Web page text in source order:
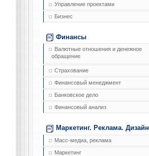
Управление проектами
Бизнес
Финансы
Валютные отношения и денежное
обращение
Страхование
Финансовый менеджмент
Банковское дело
Финансовый анализ
Маркетинг. Реклама. Дизайн
Масс-медиа, реклама
Маркетинг